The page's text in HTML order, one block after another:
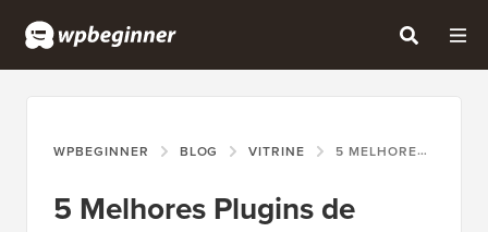
WPBEGINNER BLOG VITRINE 5 MELHORES PLUGINS DE ASSINATURA ELETRÔNICA WORDPRESS (2026)
5 Melhores Plugins de